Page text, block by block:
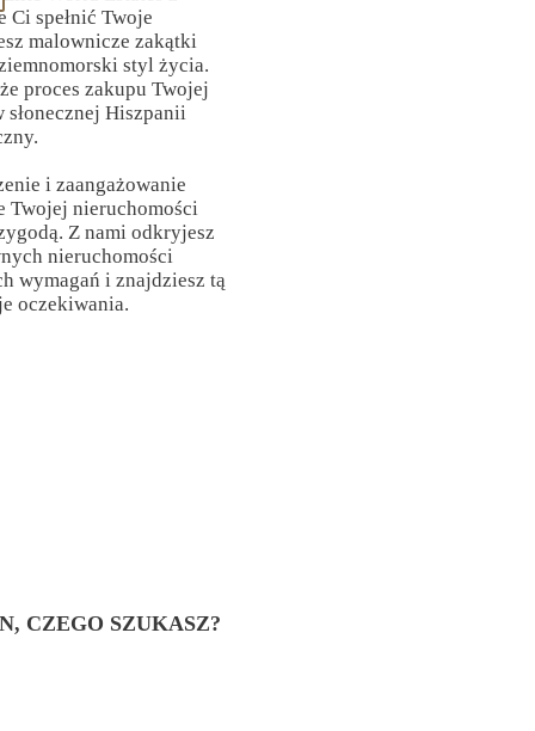
Ci spełnić Twoje
malownicze zakątki
styl życia.
proces zakupu Twojej
Hiszpanii
i zaangażowanie
Twojej nieruchomości
Z nami odkryjesz
nieruchomości
wymagań i znajdziesz tą
oczekiwania.
CZEGO SZUKASZ?